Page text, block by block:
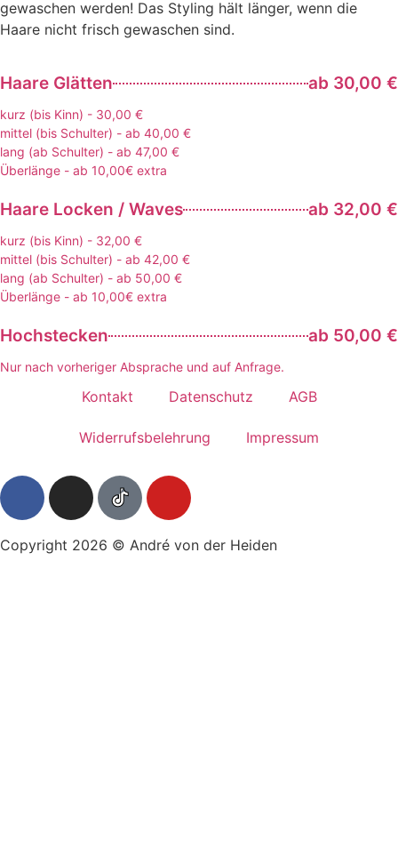
gewaschen werden! Das Styling hält länger, wenn die
Haare nicht frisch gewaschen sind.
Haare Glätten ab 30,00 €
kurz (bis Kinn) - 30,00 €
mittel (bis Schulter) - ab 40,00 €
lang (ab Schulter) - ab 47,00 €
Überlänge - ab 10,00€ extra
Haare Locken / Waves ab 32,00 €
kurz (bis Kinn) - 32,00 €
mittel (bis Schulter) - ab 42,00 €
lang (ab Schulter) - ab 50,00 €
Überlänge - ab 10,00€ extra
Hochstecken ab 50,00 €
Nur nach vorheriger Absprache und auf Anfrage.
Kontakt Datenschutz AGB
Widerrufsbelehrung Impressum
Copyright 2026 © André von der Heiden